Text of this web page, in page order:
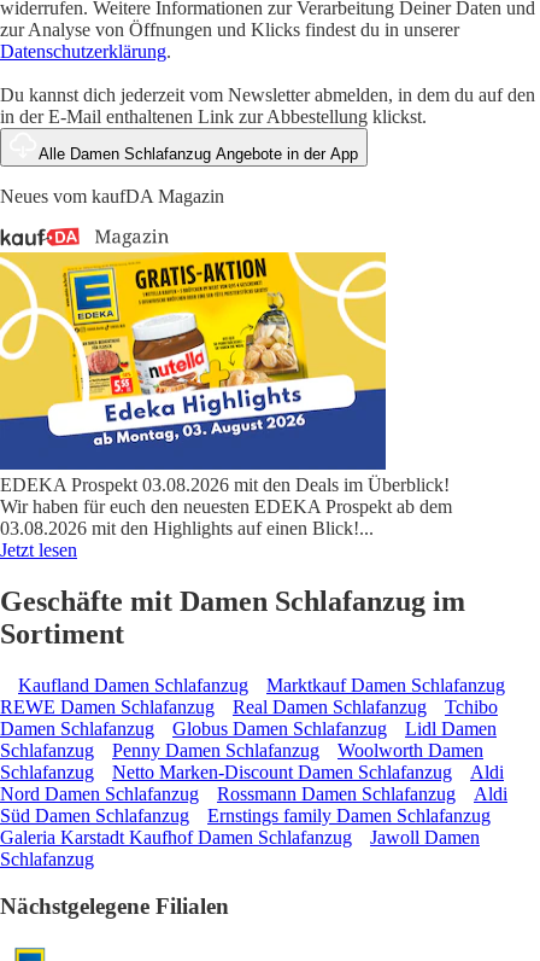
widerrufen. Weitere Informationen zur Verarbeitung Deiner Daten und
zur Analyse von Öffnungen und Klicks findest du in unserer
Datenschutzerklärung.
Du kannst dich jederzeit vom Newsletter abmelden, in dem du auf den
in der E-Mail enthaltenen Link zur Abbestellung klickst.
Alle Damen Schlafanzug Angebote in der App
Neues vom kaufDA Magazin
EDEKA Prospekt 03.08.2026 mit den Deals im Überblick!
Wir haben für euch den neuesten EDEKA Prospekt ab dem
03.08.2026 mit den Highlights auf einen Blick!...
Jetzt lesen
Geschäfte mit Damen Schlafanzug im
Sortiment
Kaufland Damen Schlafanzug
Marktkauf Damen Schlafanzug
REWE Damen Schlafanzug
Real Damen Schlafanzug
Tchibo
Damen Schlafanzug
Globus Damen Schlafanzug
Lidl Damen
Schlafanzug
Penny Damen Schlafanzug
Woolworth Damen
Schlafanzug
Netto Marken-Discount Damen Schlafanzug
Aldi
Nord Damen Schlafanzug
Rossmann Damen Schlafanzug
Aldi
Süd Damen Schlafanzug
Ernstings family Damen Schlafanzug
Galeria Karstadt Kaufhof Damen Schlafanzug
Jawoll Damen
Schlafanzug
Nächstgelegene Filialen